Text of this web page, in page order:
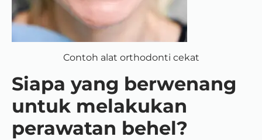
Contoh alat orthodonti cekat
Siapa yang berwenang
untuk melakukan
perawatan behel?